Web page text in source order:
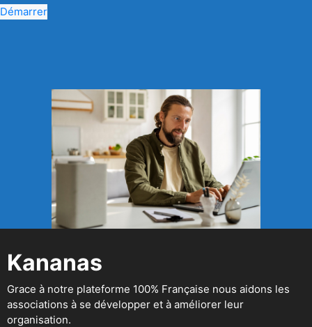
Démarrer
Kananas
Grace à notre plateforme 100% Française nous aidons les
associations à se développer et à améliorer leur
organisation.